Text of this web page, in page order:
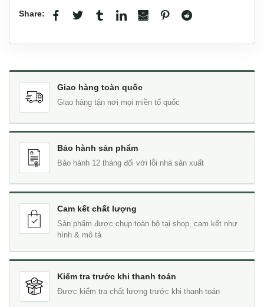
Share:
Giao hàng toàn quốc
Giao hàng tận nơi mọi miền tổ quốc
Bảo hành sản phẩm
Bảo hành 12 tháng đối với lỗi nhà sản xuất
Cam kết chất lượng
Sản phẩm được chụp toàn bộ tại shop, cam kết như
hình & mô tả
Kiểm tra trước khi thanh toán
Được kiểm tra chất lượng trước khi thanh toán